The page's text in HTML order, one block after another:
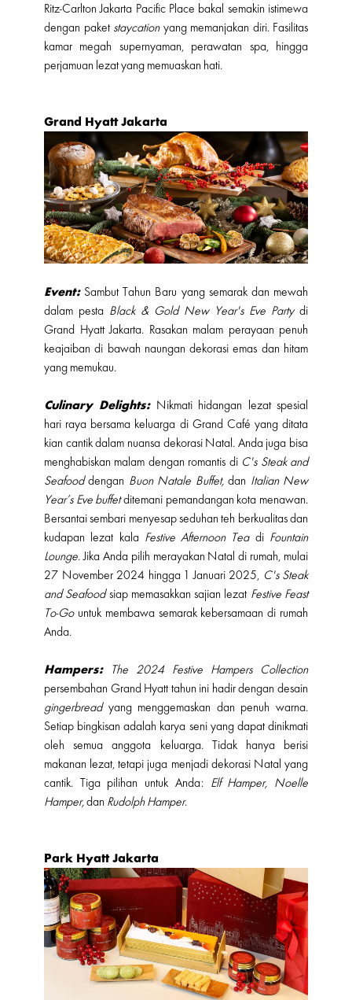
Ritz-Carlton Jakarta Pacific Place bakal semakin istimewa
dengan paket staycationyang memanjakan diri. Fasilitas
kamar megah supernyaman, perawatan spa, hingga
perjamuan lezat yang memuaskan hati.
Grand Hyatt Jakarta
Event:Sambut Tahun Baru yang semarak dan mewah
dalam pesta Black & Gold New Year's Eve Partydi
Grand Hyatt Jakarta. Rasakan malam perayaan penuh
keajaiban di bawah naungan dekorasi emas dan hitam
yang memukau.
Culinary Delights:Nikmati hidangan lezat spesial
hari raya bersama keluarga di Grand Café yang ditata
kian cantik dalam nuansa dekorasi Natal. Anda juga bisa
menghabiskan malam dengan romantis di C's Steak and
Seafooddengan Buon Natale Buffet,dan Italian New
Year’s Eve buffetditemani pemandangan kota menawan.
Bersantai sembari menyesap seduhan teh berkualitas dan
kudapan lezat kala Festive Afternoon Teadi Fountain
Lounge. Jika Anda pilih merayakan Natal di rumah, mulai
27 November 2024 hingga 1 Januari 2025,
C's Steak
and Seafoodsiap memasakkan sajian lezat Festive Feast
To-Gountuk membawa semarak kebersamaan di rumah
Anda.
Hampers:
The 2024 Festive Hampers Collection
persembahan Grand Hyatt tahun ini hadir dengan desain
gingerbreadyang menggemaskan dan penuh warna.
Setiap bingkisan adalah karya seni yang dapat dinikmati
oleh semua anggota keluarga. Tidak hanya berisi
makanan lezat, tetapi juga menjadi dekorasi Natal yang
cantik. Tiga pilihan untuk Anda: Elf Hamper, Noelle
Hamper,dan Rudolph Hamper.
Park Hyatt Jakarta